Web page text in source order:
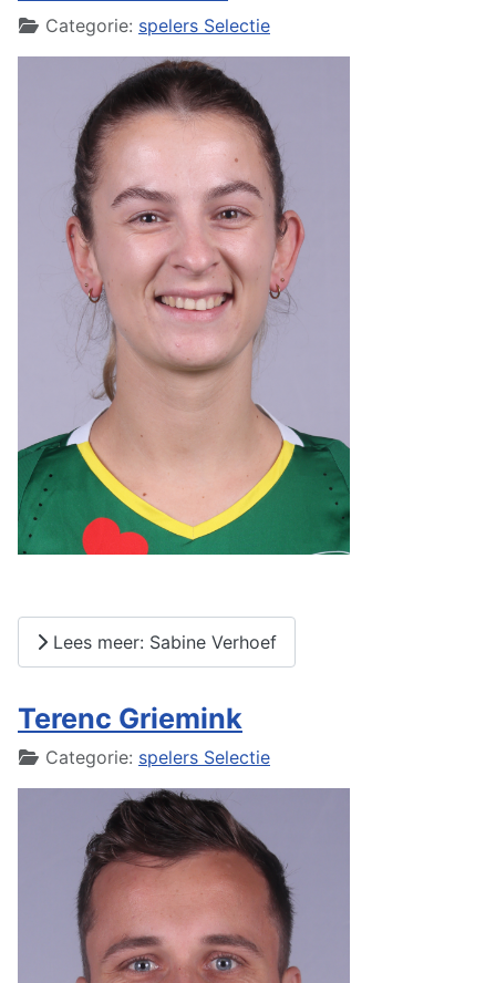
DetailsCategorie: spelers Selectie
Lees meer: Sabine Verhoef
Terenc Griemink
DetailsCategorie: spelers Selectie